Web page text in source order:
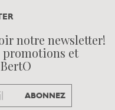
notre newsletter!
promotions et
ABONNEZ